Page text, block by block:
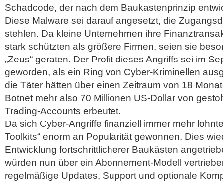
Schadcode, der nach dem Baukastenprinzip
Diese Malware sei darauf angesetzt, die
stehlen. Da kleine Unternehmen ihre
stark schützten als größere Firmen, seien sie
„Zeus“ geraten. Der Profit dieses Angriffs sei im
geworden, als ein Ring von Cyber-Kriminellen
die Täter hätten über einen Zeitraum von 18
Botnet mehr also 70 Millionen US-Dollar von
Trading-Accounts erbeutet.
Da sich Cyber-Angriffe finanziell immer mehr
Toolkits“ enorm an Popularität gewonnen. Dies
Entwicklung fortschrittlicherer Baukästen
würden nun über ein Abonnement-Modell
regelmäßige Updates, Support und optionale